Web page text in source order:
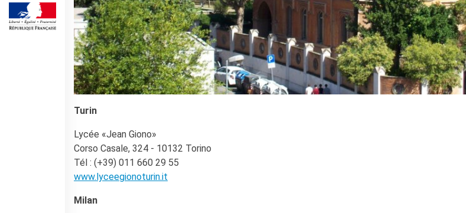
Operazioni artistiche
CINÉMA ET AUDIOVISUEL
Fuori Sala
La Francia al Cinema
Rendez-vous
Residenza XR
LIVRES
UNIVERSITÉ, RECHERCHE,
INNOVATION
Étudier en France
Doubles diplômes
Soutien à la recherche et
l'innovation
Turin
Lycée «Jean Giono»
Corso Casale, 324 - 10132 Torino
Tél : (+39) 011 660 29 55
www.lyceegionoturin.it
Milan